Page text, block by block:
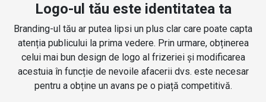
Logo-ul tău este identitatea ta
Branding-ul tău ar putea lipsi un plus clar care poate capta
atenția publicului la prima vedere. Prin urmare, obținerea
celui mai bun design de logo al frizeriei și modificarea
acestuia în funcție de nevoile afacerii dvs. este necesar
pentru a obține un avans pe o piață competitivă.